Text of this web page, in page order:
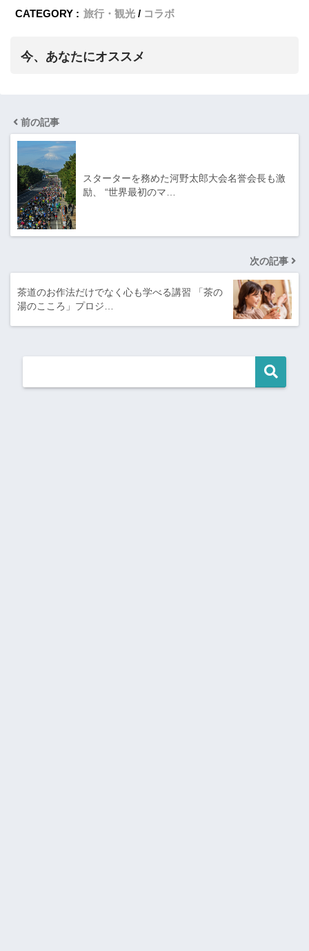
CATEGORY : 旅行・観光 コラボ
今、あなたにオススメ
前の記事
スターターを務めた河野太郎大会名誉会長も激
励、 “世界最初のマ…
次の記事
茶道のお作法だけでなく心も学べる講習 「茶の
湯のこころ」プロジ…